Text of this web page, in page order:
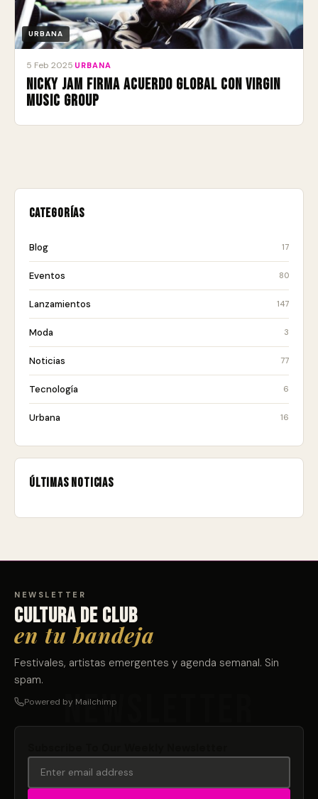
URBANA
5 Feb 2025 URBANA
Nicky Jam firma acuerdo global con Virgin
Music Group
Categorías
Blog 17
Eventos 80
Lanzamientos 147
Moda 3
Noticias 77
Tecnología 6
Urbana 16
Últimas noticias
NEWSLETTER
Cultura de club
en tu bandeja
Festivales, artistas emergentes y agenda semanal. Sin
spam.
Powered by Mailchimp